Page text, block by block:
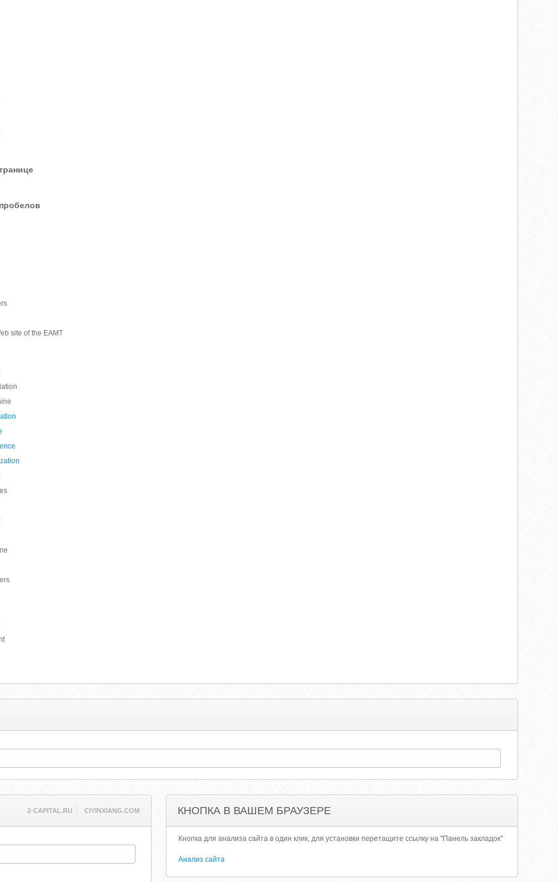
site of the EAMT
2-CAPITAL.RU CIYINXIANG.COM КНОПКА В ВАШЕМ БРАУЗЕРЕ
Кнопка для анализа сайта в один клик, для установки перетащите ссылку на "Панель закладок"
Анализ сайта